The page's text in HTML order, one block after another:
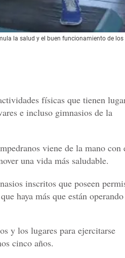
la salud y el buen funcionamiento de
físicas que tienen
e incluso gimnasios de la
viene de la mano con
una vida más saludable.
inscritos que poseen
haya más que están
y los lugares para ejercitarse
cinco años.